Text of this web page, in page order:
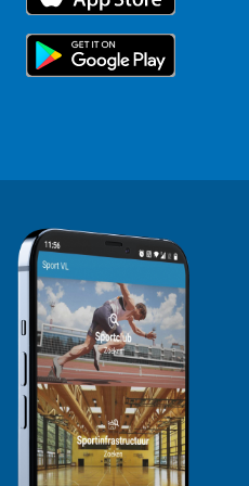
Topsporters